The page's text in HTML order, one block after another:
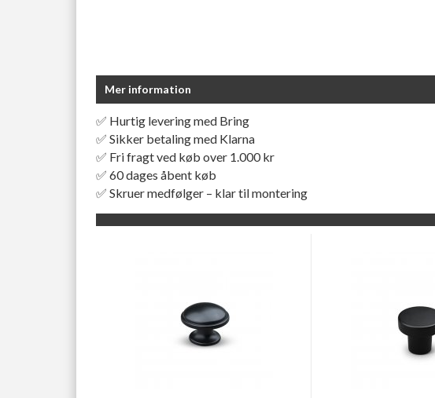
Mer information
✅ Hurtig levering med Bring
✅ Sikker betaling med Klarna
✅ Fri fragt ved køb over 1.000 kr
✅ 60 dages åbent køb
✅ Skruer medfølger – klar til montering